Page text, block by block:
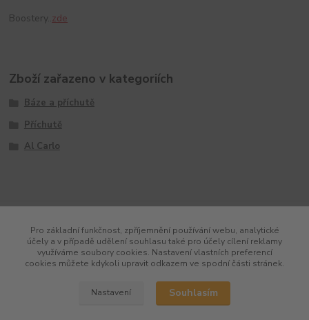
Boostery..zde
Zboží zařazeno v kategoriích
Báze a příchutě
Příchutě
Al Carlo
Pro základní funkčnost, zpříjemnění používání webu, analytické
účely a v případě udělení souhlasu také pro účely cílení reklamy
využíváme soubory cookies. Nastavení vlastních preferencí
cookies můžete kdykoli upravit odkazem ve spodní části stránek.
Nastavení Souhlasím